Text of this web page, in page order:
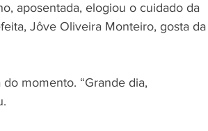
aposentada, elogiou o cuidado da
Jôve Oliveira Monteiro, gosta da
momento. “Grande dia,